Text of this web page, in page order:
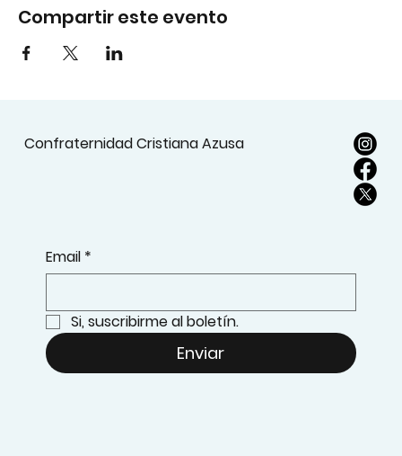
Compartir este evento
Confraternidad Cristiana Azusa
Email *
Si, suscribirme al boletín.
Enviar